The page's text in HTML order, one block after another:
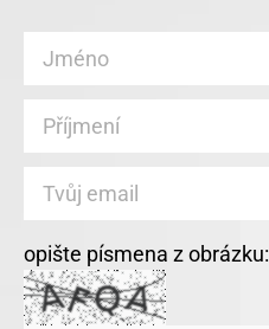
opište písmena z obrázku: